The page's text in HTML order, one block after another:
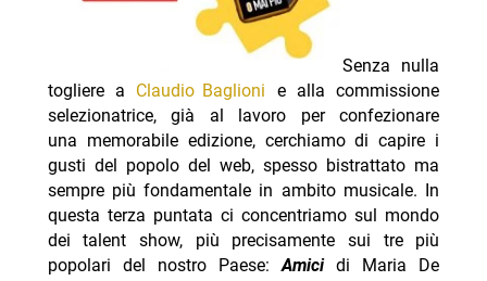
Senza nulla
togliere a Claudio Baglioni e alla commissione
selezionatrice, già al lavoro per confezionare
una memorabile edizione, cerchiamo di capire i
gusti del popolo del web, spesso bistrattato ma
sempre più fondamentale in ambito musicale. In
questa terza puntata ci concentriamo sul mondo
dei talent show, più precisamente sui tre più
popolari del nostro Paese:Amicidi Maria De